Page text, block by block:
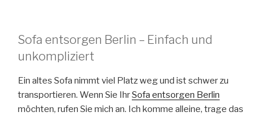
Sofa entsorgen Berlin – Einfach und
unkompliziert
Ein altes Sofa nimmt viel Platz weg und ist schwer zu
transportieren. Wenn Sie IhrSofa entsorgen Berlin
möchten, rufen Sie mich an. Ich komme alleine, trage das